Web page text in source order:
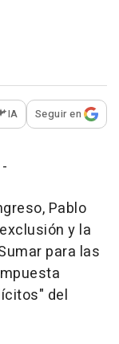
para
IA Seguir en
Pablo
y la
para las
del